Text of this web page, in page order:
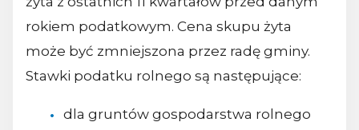
rokiem podatkowym. Cena skupu żyta
może być zmniejszona przez radę gminy.
Stawki podatku rolnego są następujące:
dla gruntów gospodarstwa rolnego